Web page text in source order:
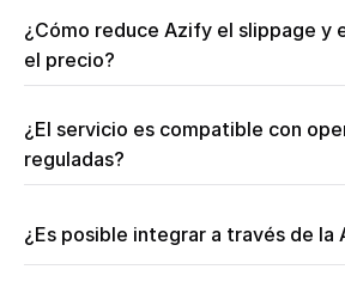
de la operación.
¿Cómo reduce Azify el slippage y
el precio?
Las órdenes se ejecutan en un entorno
la exposición directa al libro público y
previsibilidad de ejecución.
¿El servicio es compatible con
reguladas?
Sí. La infraestructura ha sido diseñada
con entornos regulados y operaciones
¿Es posible integrar a través de la
Sí. Todo el acceso a la liquidez se realiza